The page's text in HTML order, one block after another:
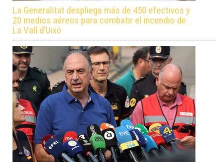
La Generalitat despliega más de 450 efectivos y
20 medios aéreos para combatir el incendio de
La Vall d’Uixó